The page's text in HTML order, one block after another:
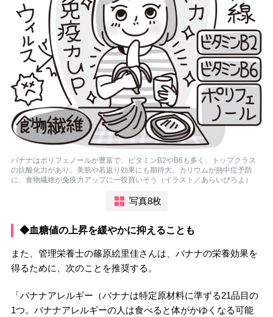
バナナはポリフェノールが豊富で、ビタミンB2やB6も多く、トップクラス
の抗酸化力があり、美肌や若返り効果にも期待大。カリウムが熱中症予防
に、食物繊維が免疫力アップに一役買いそう（イラスト／あらいぴろよ）
写真8枚
◆血糖値の上昇を緩やかに抑えることも
また、管理栄養士の篠原絵里佳さんは、バナナの栄養効果を
得るために、次のことを推奨する。
「バナナアレルギー（バナナは特定原材料に準ずる21品目の
1つ。バナナアレルギーの人は食べると体がかゆくなる可能